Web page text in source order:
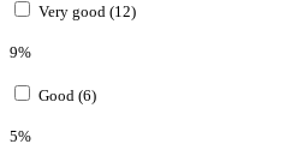
Very good (12)
9%
Good (6)
5%